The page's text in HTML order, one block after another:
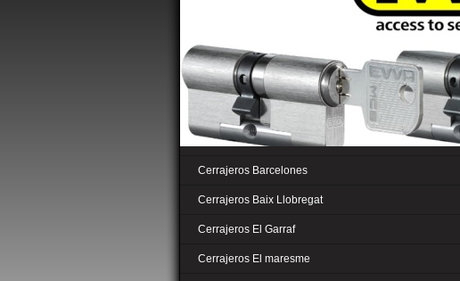
Cerrajeros Barcelones
Cerrajeros Baix Llobregat
Cerrajeros El Garraf
Cerrajeros El maresme